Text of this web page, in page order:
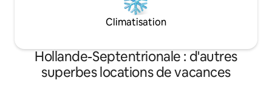
Climatisation
Hollande-Septentrionale : d'autres
superbes locations de vacances